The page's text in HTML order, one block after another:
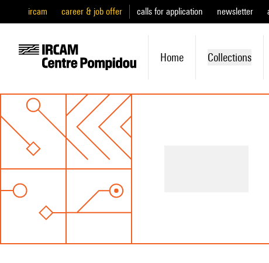
ircam career & job offer calls for application newsletter
Home Collections